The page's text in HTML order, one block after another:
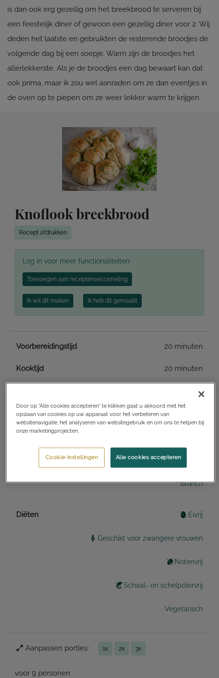
is dan ook erg gezellig om het breekbrood te serveren bij
een feestelijk diner of gewoon een gezellig diner voor 2. Wij
deden het laatste en gebruikten de resterende broodjes de
volgende dag bij een soepje. Warm zijn de broodjes het
allerlekkerste. Als je de broodjes een dag bewaart kan dat
ook prima, maar ik zou wel aanraden om ze dan eventjes in
de oven op te piepen om ze weer lekker warm te krijgen.
Knoflook breekbrood
Recept afdrukken
Log in voor meer functionaliteiten
Toevoegen aan receptenverzameling
Ik wil dit maken Ik heb dit gemaakt
Voorbereidingstijd 20 minuten
Kooktijd 20 minuten
2 uur en 20 minuten
Keukens
Bijgerechten
Brunch
Diëten Eivrij
Geschikt voor zwangere vrouwen
Notenvrij
Schaal- en schelpdiervrij
Vegetarisch
Aanpassen porties: 1x 2x 3x
voor 9 personen
Door op “Alle cookies accepteren” te klikken gaat u akkoord met het
opslaan van cookies op uw apparaat voor het verbeteren van
websitenavigatie, het analyseren van websitegebruik en om ons te helpen bij
onze marketingprojecten.
Alle cookies accepteren
Cookie-instellingen